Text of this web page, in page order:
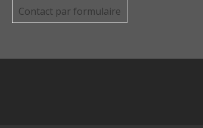
Contact par formulaire